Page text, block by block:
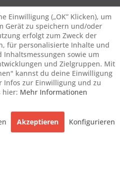
Einwilligung („OK” Klicken), um
Gerät zu speichern und/oder
erfolgt zum Zweck der
für personalisierte Inhalte und
Inhaltsmessungen sowie um
und Zielgruppen. Mit
kannst du deine Einwilligung
Infos zur Einwilligung und zu
hier: Mehr Informationen
Akzeptieren Konfigurieren